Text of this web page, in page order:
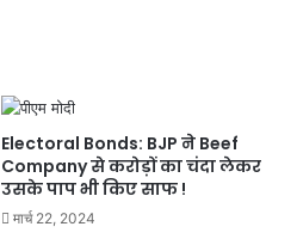
Electoral Bonds: BJP ने Beef
Company से करोड़ों का चंदा लेकर
उसके पाप भी किए साफ !
मार्च 22, 2024